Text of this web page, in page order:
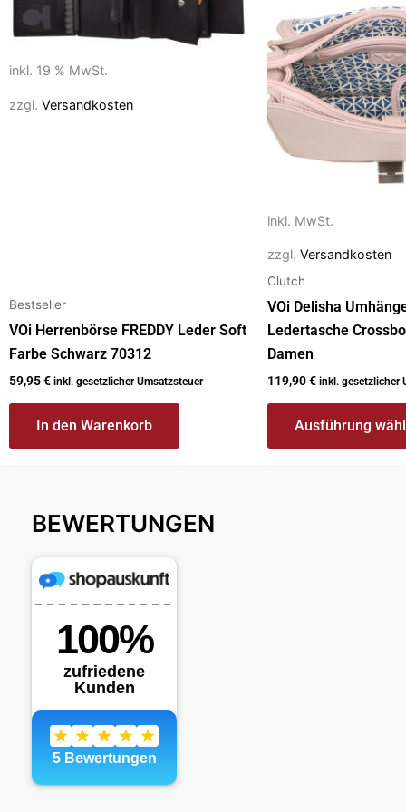
inkl. 19 % MwSt.
zzgl. Versandkosten
Bestseller
VOi Herrenbörse FREDDY Leder Soft
Farbe Schwarz 70312
59,95€ inkl. gesetzlicher Umsatzsteuer
In den Warenkorb
inkl. MwSt.
zzgl. Versandkosten
Clutch
VOi Delisha
Ledertasche
Damen
119,90€ inkl. gesetzlicher
Ausführung
mehrere
Varianten
auf.
Die
Optionen
können
Produktseite
werden
BEWERTUNGEN